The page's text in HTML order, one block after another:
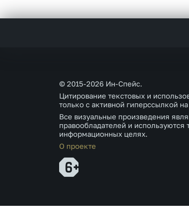
© 2015-2026 Ин-Спейс.
Цитирование текстовых и
только с активной гиперссылкой
Все визуальные произведения
правообладателей и используются
информационных целях.
О проекте